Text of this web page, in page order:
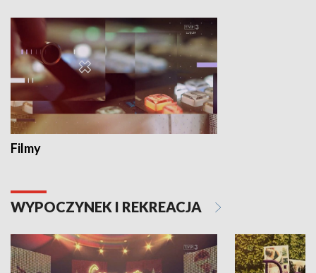
Filmy
WYPOCZYNEK I REKREACJA